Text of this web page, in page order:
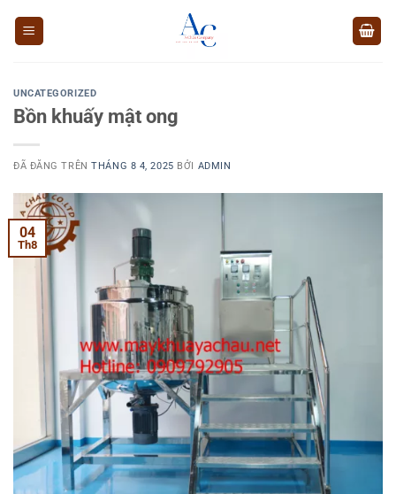
UNCATEGORIZED
Bồn khuấy mật ong
ĐÃ ĐĂNG TRÊNTHÁNG 8 4, 2025 BỞI ADMIN
04
Th8